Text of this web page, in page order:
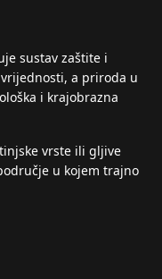
sustav zaštite i
a priroda u
i krajobrazna
vrste ili gljive
u kojem trajno